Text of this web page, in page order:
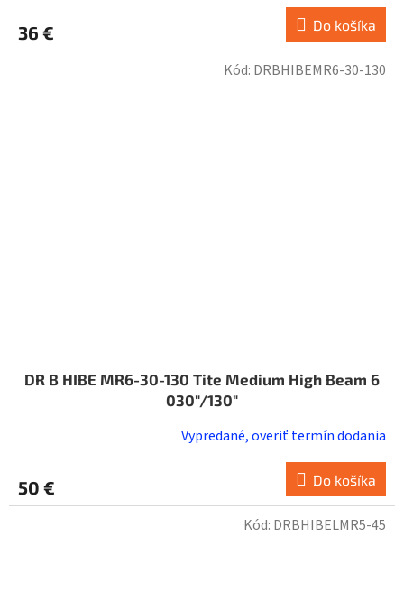
36 € Do košíka
DR B HIBE MR6-30-130 Tite Medium High Beam 6
030"/130"
Vypredané, overiť termín dodania
50 € Do košíka
Kód: DRBHIBEMR6-30-130
Kód: DRBHIBELMR5-45